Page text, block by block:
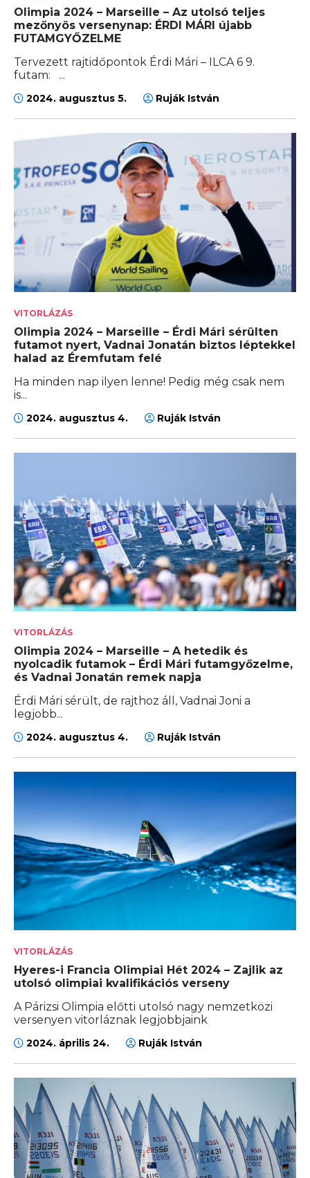
Olimpia 2024 – Marseille – Az utolsó teljes
mezőnyös versenynap: ÉRDI MÁRI újabb
FUTAMGYŐZELME
Tervezett rajtidőpontok Érdi Mári – ILCA 6 9.
futam: ...
2024. augusztus 5. Ruják István
VITORLÁZÁS
Olimpia 2024 – Marseille – Érdi Mári sérülten
futamot nyert, Vadnai Jonatán biztos léptekkel
halad az Éremfutam felé
Ha minden nap ilyen lenne! Pedig még csak nem
is...
2024. augusztus 4. Ruják István
VITORLÁZÁS
Olimpia 2024 – Marseille – A hetedik és
nyolcadik futamok – Érdi Mári futamgyőzelme,
és Vadnai Jonatán remek napja
Érdi Mári sérült, de rajthoz áll, Vadnai Joni a
legjobb...
2024. augusztus 4. Ruják István
VITORLÁZÁS
Hyeres-i Francia Olimpiai Hét 2024 – Zajlik az
utolsó olimpiai kvalifikációs verseny
A Párizsi Olimpia előtti utolsó nagy nemzetközi
versenyen vitorláznak legjobbjaink
2024. április 24. Ruják István